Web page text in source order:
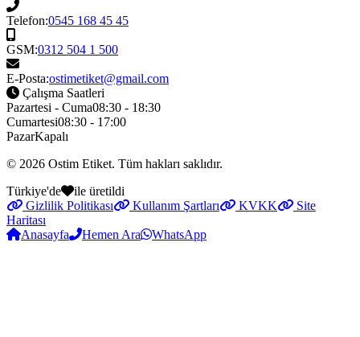
Telefon:0545 168 45 45
GSM:0312 504 1 500
E-Posta:ostimetiket@gmail.com
Çalışma Saatleri
Pazartesi - Cuma08:30 - 18:30
Cumartesi08:30 - 17:00
PazarKapalı
© 2026 Ostim Etiket. Tüm hakları saklıdır.
Türkiye'de
ile üretildi
Gizlilik Politikası
Kullanım Şartları KVKK
Site
Haritası
Anasayfa
Hemen Ara WhatsApp